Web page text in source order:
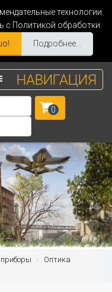
технологии.
с Политикой обработки
Подробнее...
НАВИГАЦИЯ
0
приборы
Оптика